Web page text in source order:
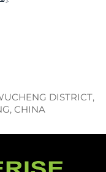
DISTRICT,
CHINA